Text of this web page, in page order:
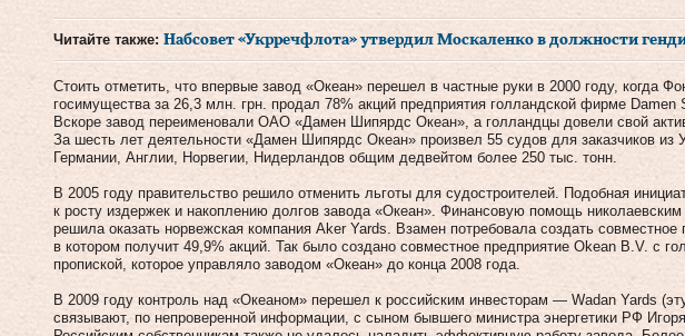
Читайте также: Набсовет «Укрречфлота» утвердил Москаленко в должности
Стоить отметить, что впервые завод «Океан» перешел в частные руки в 2000 году, когда
госимущества за 26,3 млн. грн. продал 78% акций предприятия голландской фирме Damen
Вскоре завод переименовали ОАО «Дамен Шипярдс Океан», а голландцы довели свой
За шесть лет деятельности «Дамен Шипярдс Океан» произвел 55 судов для заказчиков из
Германии, Англии, Норвегии, Нидерландов общим дедвейтом более 250 тыс. тонн.
В 2005 году правительство решило отменить льготы для судостроителей. Подобная
к росту издержек и накоплению долгов завода «Океан». Финансовую помощь николаевским
решила оказать норвежская компания Aker Yards. Взамен потребовала создать совместное
в котором получит 49,9% акций. Так было создано совместное предприятие Okean B.V. с
пропиской, которое управляло заводом «Океан» до конца 2008 года.
В 2009 году контроль над «Океаном» перешел к российским инвесторам — Wadan Yards
связывают, по непроверенной информации, с сыном бывшего министра энергетики РФ